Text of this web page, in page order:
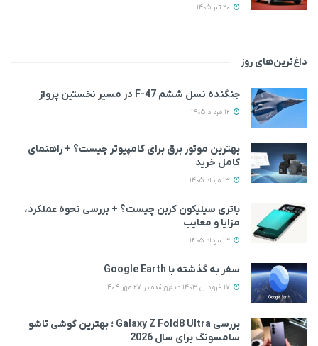
داغ‌ترین‌های روز
جنگنده نسل ششم F-47 در مسیر نخستین پرواز
بهترین موتور برق برای کامپیوتر چیست؟ + راهنمای
کامل خرید
باتری سیلیکون کربن چیست؟ + بررسی نحوه عملکرد،
مزایا و معایب
سفر به گذشته با Google Earth
بررسی Galaxy Z Fold8 Ultra ؛ بهترین گوشی تاشو
سامسونگ برای سال 2026